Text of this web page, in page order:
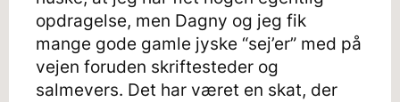
opdragelse, men Dagny og jeg fik
mange gode gamle jyske “sej’er” med på
vejen foruden skriftesteder og
salmevers. Det har været en skat, der